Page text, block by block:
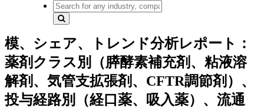
模、シェア、トレンド分析レポート：
薬剤クラス別（膵酵素補充剤、粘液溶
解剤、気管支拡張剤、CFTR調節剤）、
投与経路別（経口薬、吸入薬）、流通